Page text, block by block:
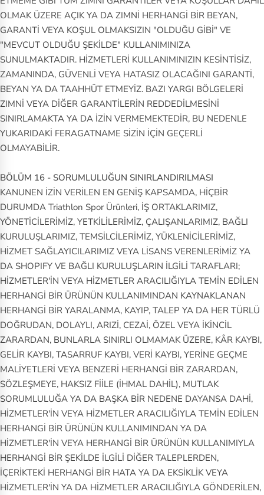
OLMAK ÜZERE AÇIK YA DA ZIMNİ HERHANGİ BİR BEYAN,
GARANTİ VEYA KOŞUL OLMAKSIZIN "OLDUĞU GİBİ" VE
"MEVCUT OLDUĞU ŞEKİLDE" KULLANIMINIZA
SUNULMAKTADIR. HİZMETLERİ KULLANIMINIZIN KESİNTİSİZ,
ZAMANINDA, GÜVENLİ VEYA HATASIZ OLACAĞINI GARANTİ,
BEYAN YA DA TAAHHÜT ETMEYİZ. BAZI YARGI BÖLGELERİ
ZIMNİ VEYA DİĞER GARANTİLERİN REDDEDİLMESİNİ
SINIRLAMAKTA YA DA İZİN VERMEMEKTEDİR, BU NEDENLE
YUKARIDAKİ FERAGATNAME SİZİN İÇİN GEÇERLİ
OLMAYABİLİR.
BÖLÜM 16 - SORUMLULUĞUN SINIRLANDIRILMASI
KANUNEN İZİN VERİLEN EN GENİŞ KAPSAMDA, HİÇBİR
DURUMDA Triathlon Spor Ürünleri, İŞ ORTAKLARIMIZ,
YÖNETİCİLERİMİZ, YETKİLİLERİMİZ, ÇALIŞANLARIMIZ, BAĞLI
KURULUŞLARIMIZ, TEMSİLCİLERİMİZ, YÜKLENİCİLERİMİZ,
HİZMET SAĞLAYICILARIMIZ VEYA LİSANS VERENLERİMİZ YA
DA SHOPIFY VE BAĞLI KURULUŞLARIN İLGİLİ TARAFLARI;
HİZMETLER'İN VEYA HİZMETLER ARACILIĞIYLA TEMİN EDİLEN
HERHANGİ BİR ÜRÜNÜN KULLANIMINDAN KAYNAKLANAN
HERHANGİ BİR YARALANMA, KAYIP, TALEP YA DA HER TÜRLÜ
DOĞRUDAN, DOLAYLI, ARIZİ, CEZAİ, ÖZEL VEYA İKİNCİL
ZARARDAN, BUNLARLA SINIRLI OLMAMAK ÜZERE, KÂR KAYBI,
GELİR KAYBI, TASARRUF KAYBI, VERİ KAYBI, YERİNE GEÇME
MALİYETLERİ VEYA BENZERİ HERHANGİ BİR ZARARDAN,
SÖZLEŞMEYE, HAKSIZ FİİLE (İHMAL DAHİL), MUTLAK
SORUMLULUĞA YA DA BAŞKA BİR NEDENE DAYANSA DAHİ,
HİZMETLER'İN VEYA HİZMETLER ARACILIĞIYLA TEMİN EDİLEN
HERHANGİ BİR ÜRÜNÜN KULLANIMINDAN YA DA
HİZMETLER'İN VEYA HERHANGİ BİR ÜRÜNÜN KULLANIMIYLA
HERHANGİ BİR ŞEKİLDE İLGİLİ DİĞER TALEPLERDEN,
İÇERİKTEKİ HERHANGİ BİR HATA YA DA EKSİKLİK VEYA
HİZMETLER'İN YA DA HİZMETLER ARACILIĞIYLA GÖNDERİLEN,